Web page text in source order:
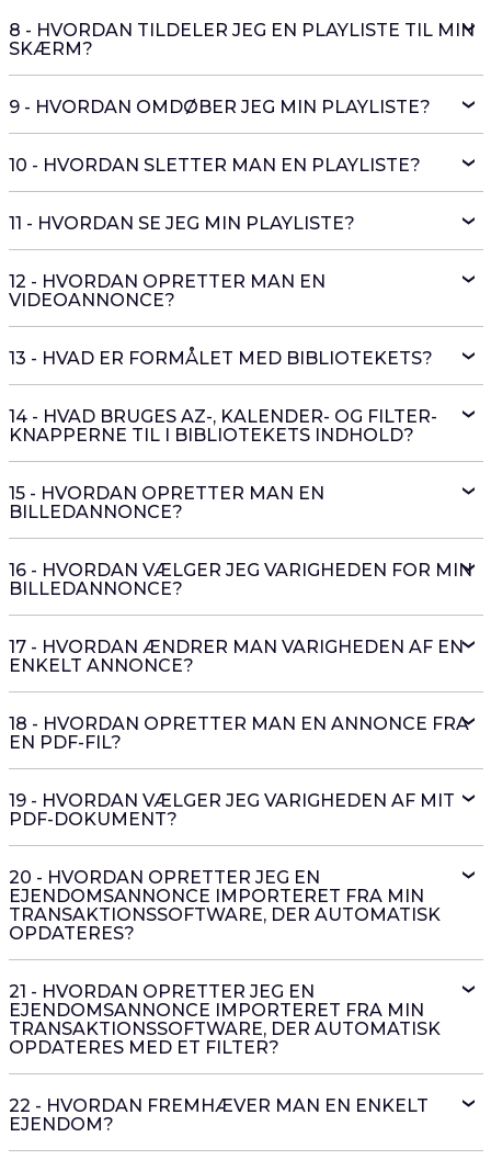
8 - HVORDAN TILDELER JEG EN PLAYLISTE TIL MIN
SKÆRM?
9 - HVORDAN OMDØBER JEG MIN PLAYLISTE?
10 - HVORDAN SLETTER MAN EN PLAYLISTE?
11 - HVORDAN SE JEG MIN PLAYLISTE?
12 - HVORDAN OPRETTER MAN EN
VIDEOANNONCE?
13 - HVAD ER FORMÅLET MED BIBLIOTEKETS?
14 - HVAD BRUGES AZ-, KALENDER- OG FILTER-
KNAPPERNE TIL I BIBLIOTEKETS INDHOLD?
15 - HVORDAN OPRETTER MAN EN
BILLEDANNONCE?
16 - HVORDAN VÆLGER JEG VARIGHEDEN FOR MIN
BILLEDANNONCE?
17 - HVORDAN ÆNDRER MAN VARIGHEDEN AF EN
ENKELT ANNONCE?
18 - HVORDAN OPRETTER MAN EN ANNONCE FRA
EN PDF-FIL?
19 - HVORDAN VÆLGER JEG VARIGHEDEN AF MIT
PDF-DOKUMENT?
20 - HVORDAN OPRETTER JEG EN
EJENDOMSANNONCE IMPORTERET FRA MIN
TRANSAKTIONSSOFTWARE, DER AUTOMATISK
OPDATERES?
21 - HVORDAN OPRETTER JEG EN
EJENDOMSANNONCE IMPORTERET FRA MIN
TRANSAKTIONSSOFTWARE, DER AUTOMATISK
OPDATERES MED ET FILTER?
22 - HVORDAN FREMHÆVER MAN EN ENKELT
EJENDOM?